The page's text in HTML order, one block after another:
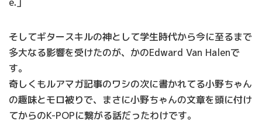
そしてギタースキルの神として学生時代から今に至るまで
多大なる影響を受けたのが、かのEdward Van Halenで
す。
奇しくもルアマガ記事のワシの次に書かれてる小野ちゃん
の趣味とモロ被りで、まさに小野ちゃんの文章を頭に付け
てからのK-POPに繋がる話だったわけです。